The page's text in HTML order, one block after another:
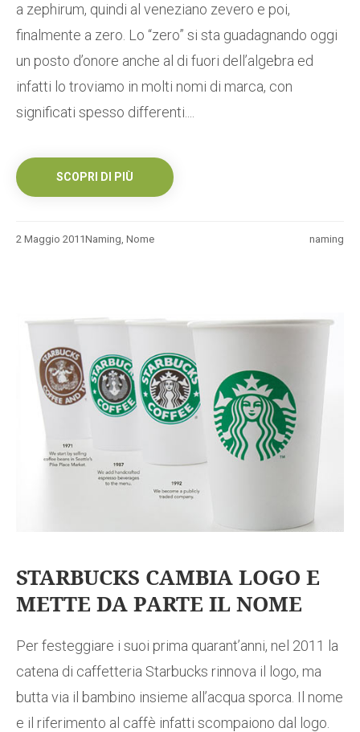
a zephirum, quindi al veneziano zevero e poi,
finalmente a zero. Lo “zero” si sta guadagnando oggi
un posto d’onore anche al di fuori dell’algebra ed
infatti lo troviamo in molti nomi di marca, con
significati spesso differenti....
SCOPRI DI PIÙ
2 Maggio 2011 naming
Naming, Nome
STARBUCKS CAMBIA LOGO E
METTE DA PARTE IL NOME
Per festeggiare i suoi prima quarant’anni, nel 2011 la
catena di caffetteria Starbucks rinnova il logo, ma
butta via il bambino insieme all’acqua sporca. Il nome
e il riferimento al caffè infatti scompaiono dal logo.